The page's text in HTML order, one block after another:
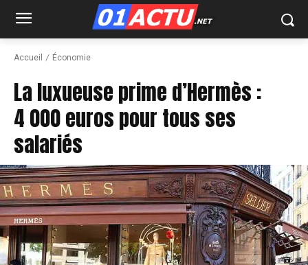
Accueil Économie
La luxueuse prime d’Hermès :
4 000 euros pour tous ses
salariés